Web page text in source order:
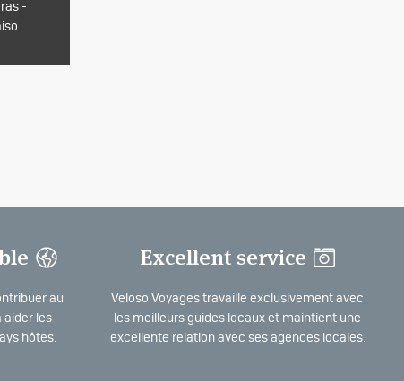
-
au
aider les
hôtes.
Excellent service
Veloso Voyages travaille exclusivement avec
les meilleurs guides locaux et maintient une
excellente relation avec ses agences locales.